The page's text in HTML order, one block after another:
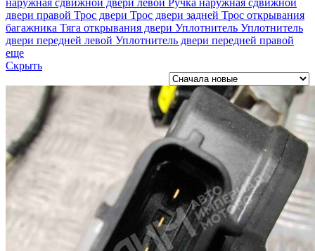
двери правой Трос двери Трос двери задней Трос открывания
багажника Тяга открывания двери Уплотнитель Уплотнитель
двери передней левой Уплотнитель двери передней правой
еще
Скрыть